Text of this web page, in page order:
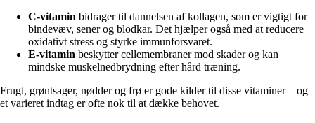
C-vitamin bidrager til dannelsen af kollagen, som er vigtigt for
bindevæv, sener og blodkar. Det hjælper også med at reducere
oxidativt stress og styrke immunforsvaret.
E-vitamin beskytter cellemembraner mod skader og kan
mindske muskelnedbrydning efter hård træning.
Frugt, grøntsager, nødder og frø er gode kilder til disse vitaminer – og
et varieret indtag er ofte nok til at dække behovet.